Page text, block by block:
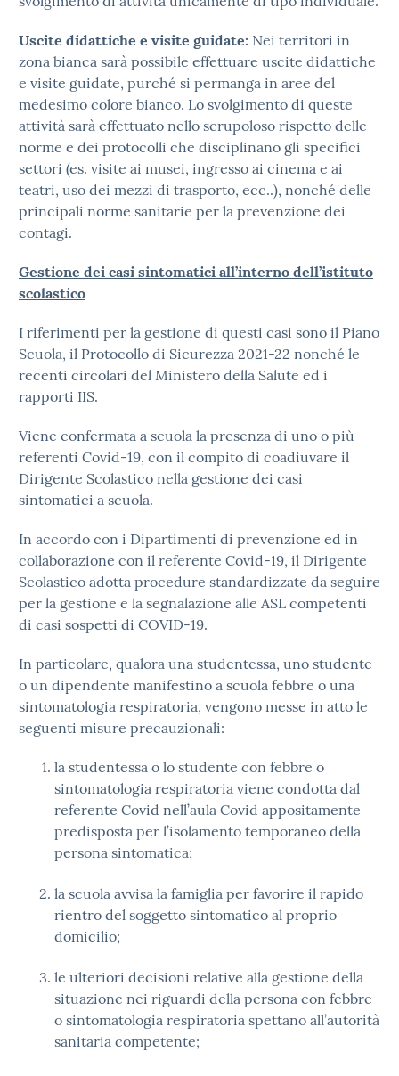
Uscite didattiche e visite guidate: Nei territori in
zona bianca sarà possibile effettuare uscite didattiche
e visite guidate, purché si permanga in aree del
medesimo colore bianco. Lo svolgimento di queste
attività sarà effettuato nello scrupoloso rispetto delle
norme e dei protocolli che disciplinano gli specifici
settori (es. visite ai musei, ingresso ai cinema e ai
teatri, uso dei mezzi di trasporto, ecc..), nonché delle
principali norme sanitarie per la prevenzione dei
contagi.
Gestione dei casi sintomatici all’interno dell’istituto
scolastico
I riferimenti per la gestione di questi casi sono il Piano
Scuola, il Protocollo di Sicurezza 2021-22 nonché le
recenti circolari del Ministero della Salute ed i
rapporti IIS.
Viene confermata a scuola la presenza di uno o più
referenti Covid-19, con il compito di coadiuvare il
Dirigente Scolastico nella gestione dei casi
sintomatici a scuola.
In accordo con i Dipartimenti di prevenzione ed in
collaborazione con il referente Covid-19, il Dirigente
Scolastico adotta procedure standardizzate da seguire
per la gestione e la segnalazione alle ASL competenti
di casi sospetti di COVID-19.
In particolare, qualora una studentessa, uno studente
o un dipendente manifestino a scuola febbre o una
sintomatologia respiratoria, vengono messe in atto le
seguenti misure precauzionali:
la studentessa o lo studente con febbre o
sintomatologia respiratoria viene condotta dal
referente Covid nell’aula Covid appositamente
predisposta per l’isolamento temporaneo della
persona sintomatica;
la scuola avvisa la famiglia per favorire il rapido
rientro del soggetto sintomatico al proprio
domicilio;
le ulteriori decisioni relative alla gestione della
situazione nei riguardi della persona con febbre
o sintomatologia respiratoria spettano all’autorità
sanitaria competente;